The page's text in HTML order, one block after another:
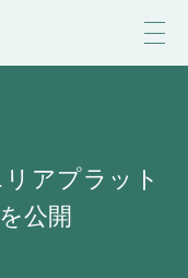
アプラット
公開